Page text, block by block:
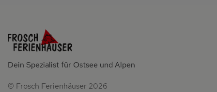
Dein Spezialist für Ostsee und Alpen
© Frosch Ferienhäuser 2026